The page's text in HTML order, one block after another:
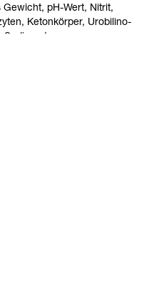
pH-​Wert, Nitrit,
Keton­kör­per, Uro­bi­li­no­
Sedi­ment